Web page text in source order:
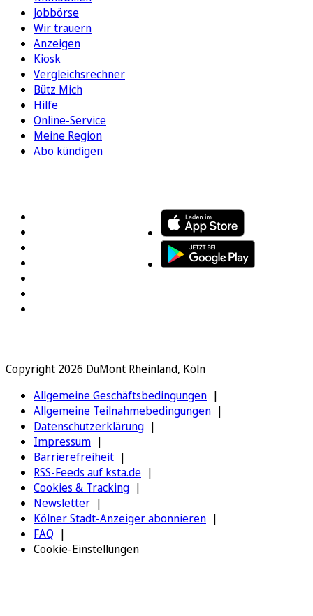
Jobbörse
Wir trauern
Anzeigen
Kiosk
Vergleichsrechner
Bütz Mich
Hilfe
Online-Service
Meine Region
Abo kündigen
Copyright 2026 DuMont Rheinland, Köln
Allgemeine Geschäftsbedingungen
Allgemeine Teilnahmebedingungen
Datenschutzerklärung
Impressum
Barrierefreiheit
RSS-Feeds auf ksta.de
Cookies & Tracking
Newsletter
Kölner Stadt-Anzeiger abonnieren
FAQ
Cookie-Einstellungen